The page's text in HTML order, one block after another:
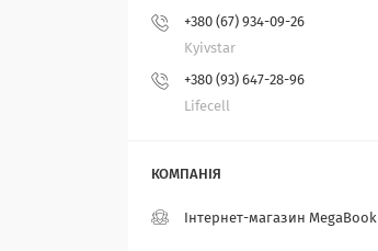
+380 (67) 934-09-26
Kyivstar
+380 (93) 647-28-96
Lifecell
Інтернет-магазин MegaBook